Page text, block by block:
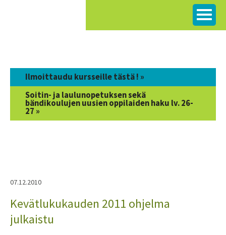
Ilmoittaudu kursseille tästä ! »
Soitin- ja laulunopetuksen sekä
bändikoulujen uusien oppilaiden haku lv. 26-
27 »
07.12.2010
Kevätlukukauden 2011 ohjelma
julkaistu